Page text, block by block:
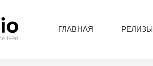
ГЛАВНАЯ РЕЛИЗЫ